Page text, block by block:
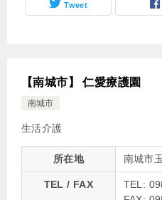
Tweet
【南城市】 仁愛療護園
南城市
生活介護
所在地 南城市
TEL / FAX
TEL: